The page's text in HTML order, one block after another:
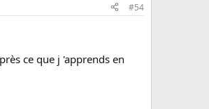
#54
ce que j 'apprends en